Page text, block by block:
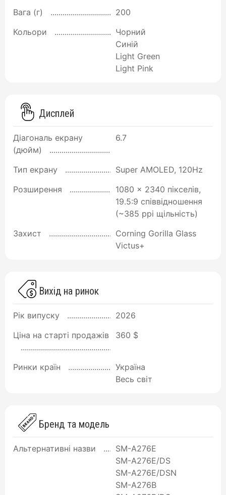
Вага (г)
200
Кольори
Чорний
Синій
Light Green
Light Pink
Дисплей
Діагональ екрану
(дюйм)
6.7
Тип екрану
Super AMOLED, 120Hz
Розширення
1080 x 2340 пікселів,
19.5:9 співвідношення
(~385 ppi щільність)
Захист
Corning Gorilla Glass
Victus+
Вихід на ринок
Рік випуску
2026
Ціна на старті продажів
360 $
Ринки країн
Україна
Весь світ
Бренд та модель
Альтернативні назви
SM-A276E
SM-A276E/DS
SM-A276E/DSN
SM-A276B